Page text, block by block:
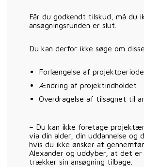
Får du godkendt tilskud, må
ansøgningsrunden er slut.
Du kan derfor ikke søge om
Forlængelse af
Ændring af projektindholdet
Overdragelse af tilsagnet til
– Du kan ikke foretage
via din alder, din uddannelse
hvis du ikke ønsker at
Alexander og uddyber, at det
trækker sin ansøgning tilbage.